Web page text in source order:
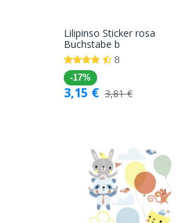
In den
Warenkorb
Lilipinso Sticker rosa
Buchstabe b
8
-17%
3,15 € 3,81€